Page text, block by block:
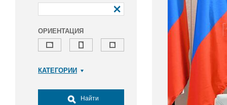
ОРИЕНТАЦИЯ
КАТЕГОРИИ
Досуг, туризм и отдых
Найти